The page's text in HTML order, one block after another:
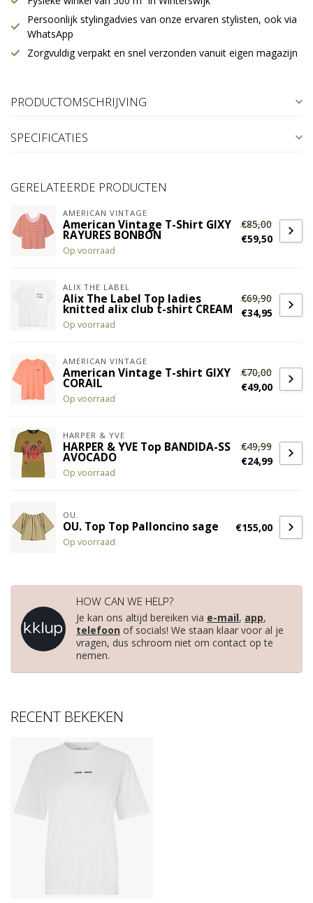
Persoonlijk stylingadvies van onze ervaren stylisten, ook via
WhatsApp
Zorgvuldig verpakt en snel verzonden vanuit eigen magazijn
PRODUCTOMSCHRIJVING
SPECIFICATIES
GERELATEERDE PRODUCTEN
AMERICAN VINTAGE
American Vintage T-Shirt GIXY
RAYURES BONBON
Op voorraad
€85,00
€59,50
ALIX THE LABEL
Alix The Label Top ladies
knitted alix club t-shirt CREAM
Op voorraad
€69,90
€34,95
AMERICAN VINTAGE
American Vintage T-shirt GIXY
CORAIL
Op voorraad
€70,00
€49,00
HARPER & YVE
HARPER & YVE Top BANDIDA-SS
AVOCADO
Op voorraad
€49,99
€24,99
OU.
OU. Top Top Palloncino sage
Op voorraad
€155,00
HOW CAN WE HELP?
Je kan ons altijd bereiken via e-mail, app,
telefoon of socials! We staan klaar voor al je
vragen, dus schroom niet om contact op te
nemen.
RECENT BEKEKEN